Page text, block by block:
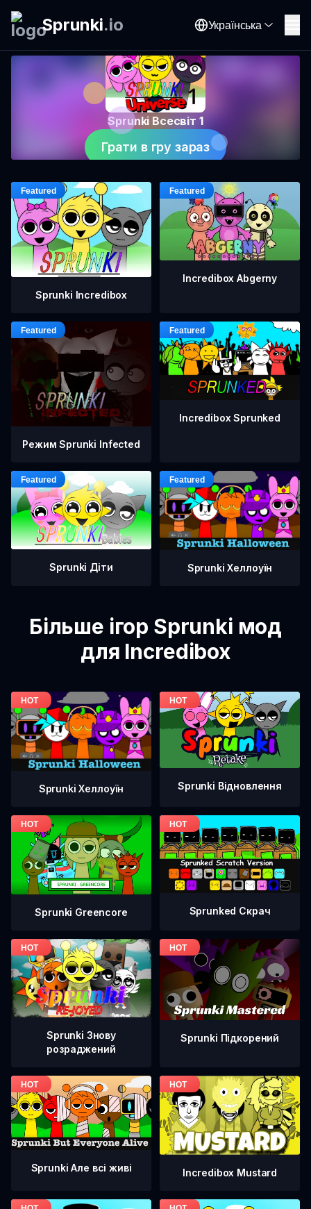
Sprunki.io Українська
Sprunki Всесвіт 1
Грати в гру зараз
Sprunki Incredibox
Incredibox Abgerny
Режим Sprunki Infected
Incredibox Sprunked
Sprunki Діти Sprunki Хеллоуїн
Більше ігор Sprunki мод
для Incredibox
Sprunki Хеллоуїн Sprunki Відновлення
Sprunki Greencore Sprunked Скрач
Sprunki Знову
розраджений
Sprunki Підкорений
Sprunki Але всі живі Incredibox Mustard